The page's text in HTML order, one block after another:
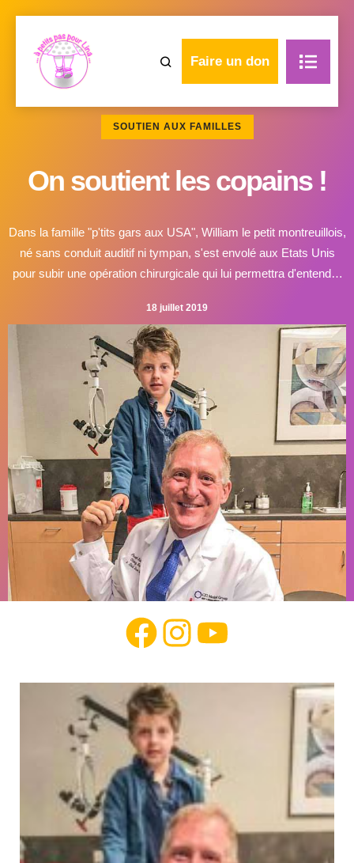
Faire un don
SOUTIEN AUX FAMILLES
On soutient les copains !
Dans la famille "p'tits gars aux USA", William le petit montreuillois,
né sans conduit auditif ni tympan, s'est envolé aux Etats Unis
pour subir une opération chirurgicale qui lui permettra d'entendre
parents pour les aider à atteindre cet objectif!
18 juillet 2019